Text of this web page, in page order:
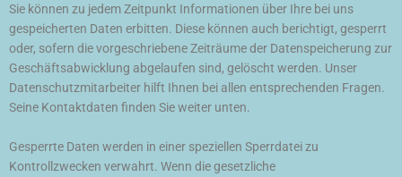
Sie können zu jedem Zeitpunkt Informationen über Ihre bei uns
gespeicherten Daten erbitten. Diese können auch berichtigt, gesperrt
oder, sofern die vorgeschriebene Zeiträume der Datenspeicherung zur
Geschäftsabwicklung abgelaufen sind, gelöscht werden. Unser
Datenschutzmitarbeiter hilft Ihnen bei allen entsprechenden Fragen.
Seine Kontaktdaten finden Sie weiter unten.
Gesperrte Daten werden in einer speziellen Sperrdatei zu
Kontrollzwecken verwahrt. Wenn die gesetzliche